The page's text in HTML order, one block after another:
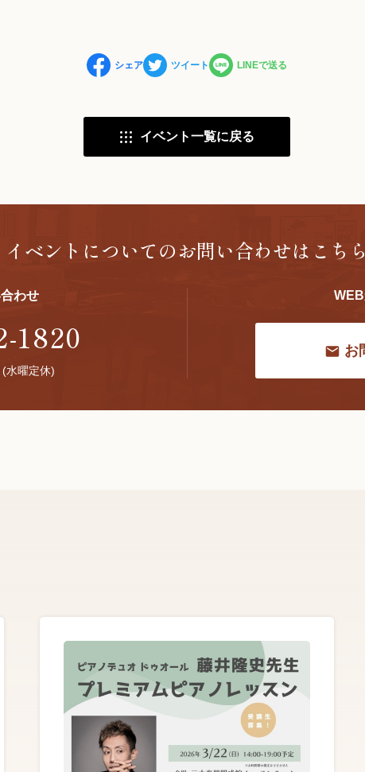
シェア ツイート LINEで送る
イベント一覧に戻る
イベントについてのお問い合わせはこちら
わせ
1820
水曜定休)
お